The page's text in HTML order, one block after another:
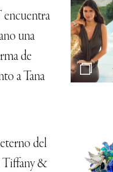
una
de
a Tana
del
Tiffany &